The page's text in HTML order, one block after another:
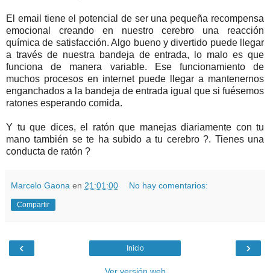
El email tiene el potencial de ser una pequeña recompensa
emocional creando en nuestro cerebro una reacción
química de satisfacción. Algo bueno y divertido puede llegar
a través de nuestra bandeja de entrada, lo malo es que
funciona de manera variable. Ese funcionamiento de
muchos procesos en internet puede llegar a mantenernos
enganchados a la bandeja de entrada igual que si fuésemos
ratones esperando comida.
Y tu que dices, el ratón que manejas diariamente con tu
mano también se te ha subido a tu cerebro ?. Tienes una
conducta de ratón ?
Marcelo Gaona en 21:01:00 No hay comentarios:
Compartir
‹ ›
Inicio
Ver versión web